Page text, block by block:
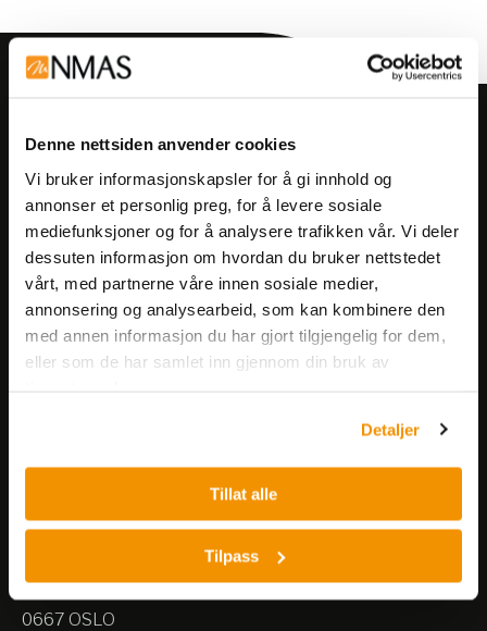
Denne nettsiden anvender cookies
Vi bruker informasjonskapsler for å gi innhold og
annonser et personlig preg, for å levere sosiale
mediefunksjoner og for å analysere trafikken vår. Vi deler
dessuten informasjon om hvordan du bruker nettstedet
vårt, med partnerne våre innen sosiale medier,
annonsering og analysearbeid, som kan kombinere den
med annen informasjon du har gjort tilgjengelig for dem,
eller som de har samlet inn gjennom din bruk av
Detaljer
Tillat alle
Tilpass
Meld deg på vårt nyhetsbrev!
arrangementer og kampanjer.
Meld på nyhetsbrev
Nils Hansens vei 8
0667 OSLO